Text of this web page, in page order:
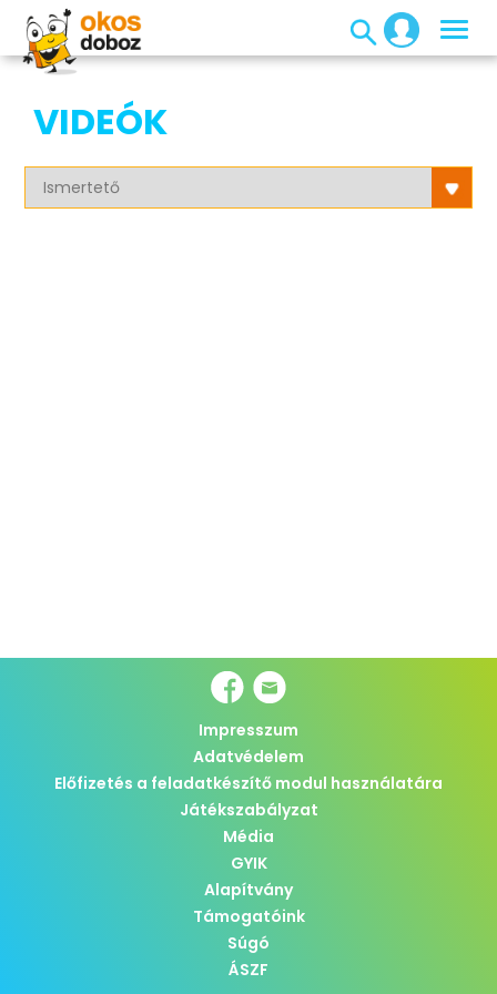
VIDEÓK
Impresszum
Adatvédelem
Előfizetés a feladatkészítő modul használatára
Játékszabályzat
Média
GYIK
Alapítvány
Támogatóink
Súgó
ÁSZF